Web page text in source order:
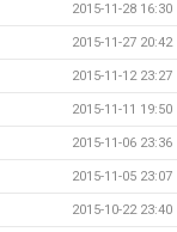
2015-11-28 16:30
2015-11-27 20:42
2015-11-12 23:27
2015-11-11 19:50
2015-11-06 23:36
2015-11-05 23:07
2015-10-22 23:40